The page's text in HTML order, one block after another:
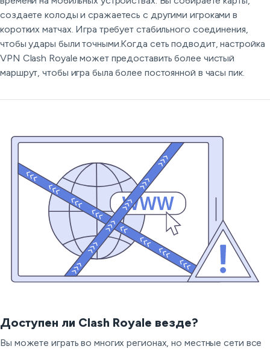
создаете колоды и сражаетесь с другими игроками в
коротких матчах. Игра требует стабильного соединения,
чтобы удары были точными.Когда сеть подводит, настройка
VPN Clash Royale может предоставить более чистый
маршрут, чтобы игра была более постоянной в часы пик.
Доступен ли Clash Royale везде?
Вы можете играть во многих регионах, но местные сети все